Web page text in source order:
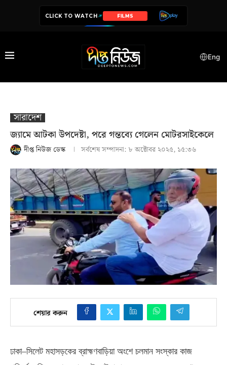
CLICK TO WATCH SERIES
Eng
সারাদেশ
জ্যামে আটকা উপদেষ্টা, পরে গন্তব্যে গেলেন মোটরসাইকেলে
দীপ্ত নিউজ ডেস্ক সর্বশেষ সম্পাদনা: ৮ অক্টোবর ২০২৫, ১৫:৩৬
শেয়ার করুন
ঢাকা–সিলেট মহাসড়কের ব্রাহ্মণবাড়িয়া অংশে চলমান সংস্কার কাজ